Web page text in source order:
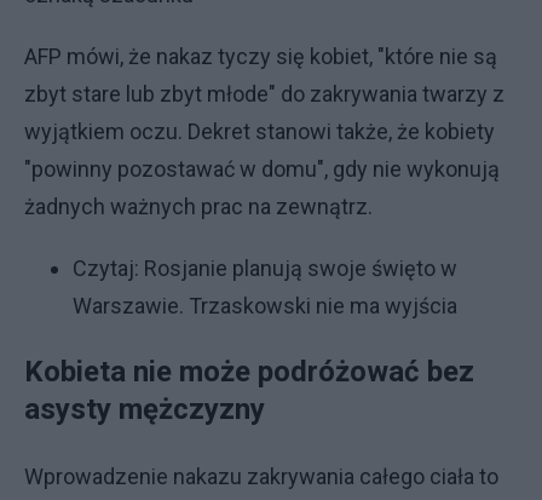
AFP mówi, że nakaz tyczy się kobiet, "które nie są
zbyt stare lub zbyt młode" do zakrywania twarzy z
wyjątkiem oczu. Dekret stanowi także, że kobiety
"powinny pozostawać w domu", gdy nie wykonują
żadnych ważnych prac na zewnątrz.
Czytaj: Rosjanie planują swoje święto w
Warszawie. Trzaskowski nie ma wyjścia
Kobieta nie może podróżować bez
asysty mężczyzny
Wprowadzenie nakazu zakrywania całego ciała to